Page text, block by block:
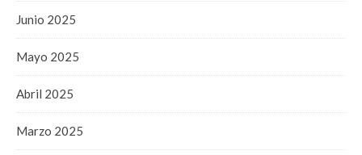
Junio 2025
Mayo 2025
Abril 2025
Marzo 2025